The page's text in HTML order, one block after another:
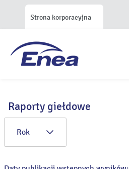
Strona korporacyjna
Raporty giełdowe
Rok